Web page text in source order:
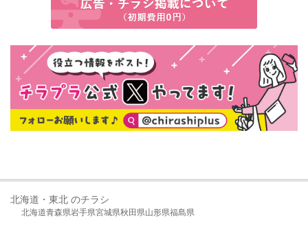
北海道・東北 のチラシ
北海道青森県岩手県宮城県秋田県山形県福島県